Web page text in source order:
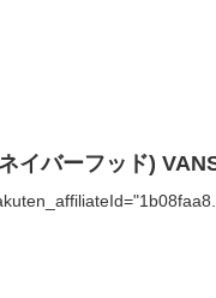
イバーフッド)